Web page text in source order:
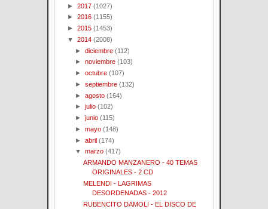
► 2017 (1027)
► 2016 (1155)
► 2015 (1453)
▼ 2014 (2008)
►diciembre (112)
►noviembre (103)
►octubre (107)
►septiembre (132)
►agosto (164)
►julio (102)
►junio (115)
►mayo (148)
►abril (174)
▼marzo (417)
ARMANDO MANZANERO - 40 TEMAS
ORIGINALES - 2 CD
MELENDI - LAGRIMAS
DESORDENADAS - 2012
RUBENCITO DAMOLI - EL DISCO DE